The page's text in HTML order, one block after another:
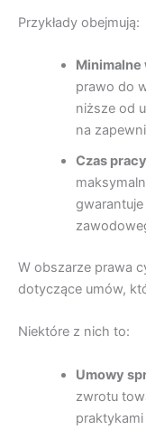
Przykłady obejmują:
Minimalne
prawo do
niższe od
na
Czas pracy
W obszarze prawa
dotyczące umów,
Niektóre z nich to:
Umowy
zwrotu